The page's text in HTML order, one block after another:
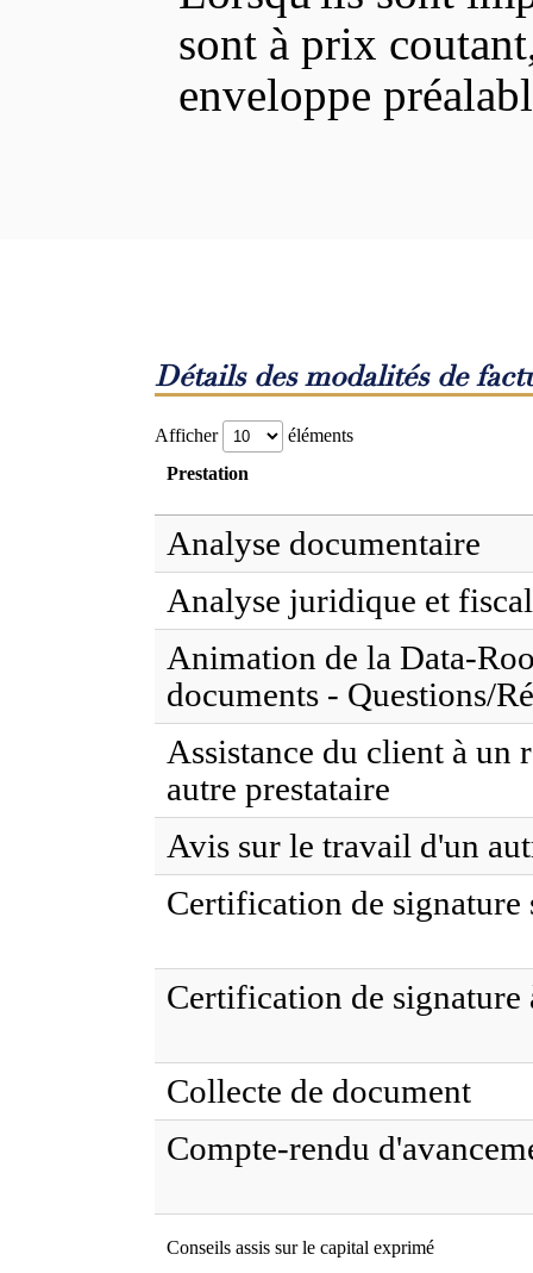
sont à prix
enveloppe
Détails des modalités de
Afficher
éléments
Prestation
Analyse documentaire
Analyse juridique et
Animation de la Data-
documents - Questions/
Assistance du client à un
autre prestataire
Avis sur le travail d'un
Certification de signature
Certification de signature
Collecte de document
Compte-rendu
Conseils assis sur le capital exprimé